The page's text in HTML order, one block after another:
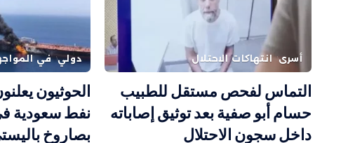
أسرى انتهاكات الاحتلال
التماس لفحص مستقل للطبيب
حسام أبو صفية بعد توثيق إصاباته
داخل سجون الاحتلال
دولي في
الحوثيون
نفط سعودية
بصاروخ